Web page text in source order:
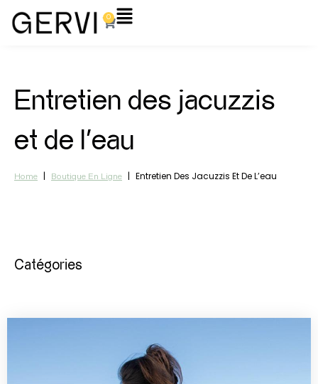
0
Panier
Flyout
Entretien des jacuzzis
et de l’eau
Home | Boutique En Ligne | Entretien Des Jacuzzis Et De L’eau
Catégories